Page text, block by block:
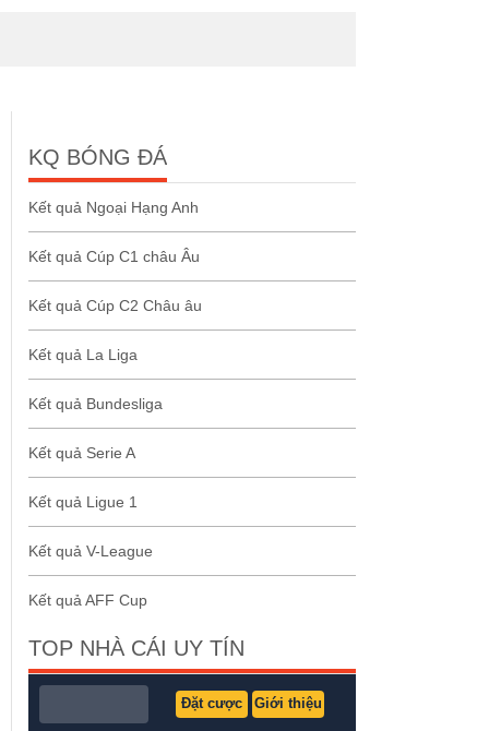
KQ BÓNG ĐÁ
Kết quả Ngoại Hạng Anh
Kết quả Cúp C1 châu Âu
Kết quả Cúp C2 Châu âu
Kết quả La Liga
Kết quả Bundesliga
Kết quả Serie A
Kết quả Ligue 1
Kết quả V-League
Kết quả AFF Cup
TOP NHÀ CÁI UY TÍN
Đặt cược Giới thiệu